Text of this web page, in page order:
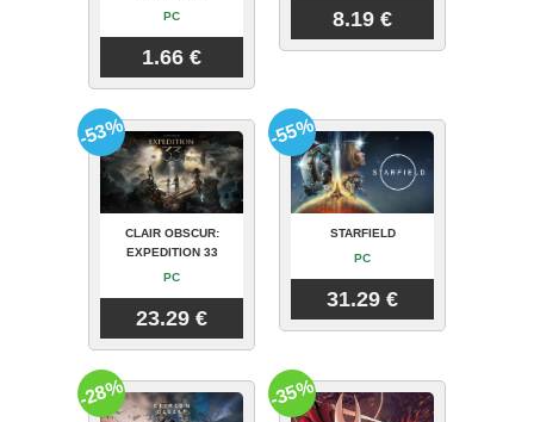
PC
1.66 €
8.19 €
CLAIR OBSCUR:
EXPEDITION 33
PC
23.29 €
-53%
STARFIELD
PC
31.29 €
-55%
-28% -35%